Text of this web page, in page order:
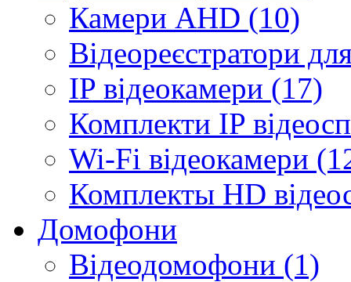
Камери AHD (10)
Відеореєстратори
IP відеокамери (17)
Комплекти IP
Wi-Fi відеокамери
Комплекты HD
Домофони
Відеодомофони (1)